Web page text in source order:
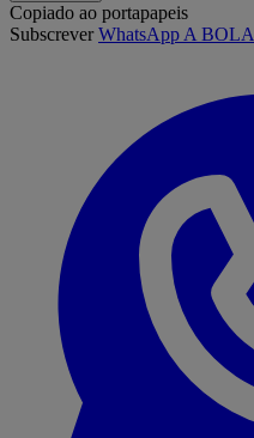
Copiado ao portapapeis
SubscreverWhatsApp A BOLA